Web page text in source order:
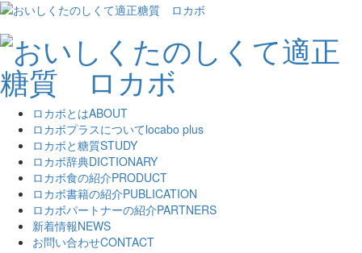
ロカボとはABOUT
ロカボプラスについてlocabo plus
ロカボと糖質STUDY
ロカボ辞典DICTIONARY
ロカボ食の紹介PRODUCT
ロカボ書籍の紹介PUBLICATION
ロカボパートナーの紹介PARTNERS
新着情報NEWS
お問い合わせCONTACT